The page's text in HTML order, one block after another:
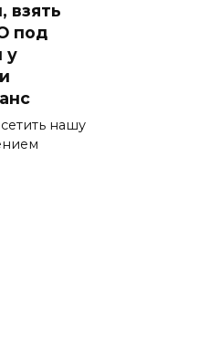
взять
под
у
нашу